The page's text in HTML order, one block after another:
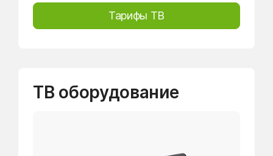
Тарифы ТВ
ТВ оборудование